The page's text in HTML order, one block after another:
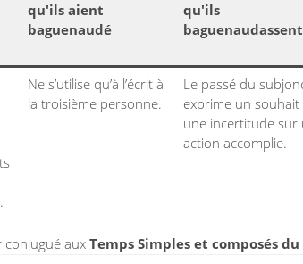
qu'ils aient
baguenaudé
qu'ils
baguenaudassent
Ne s’utilise qu’à l’écrit à
la troisième personne.
Le passé du
exprime un souhait
une incertitude sur
action accomplie.
conjugué aux Temps Simples et composés